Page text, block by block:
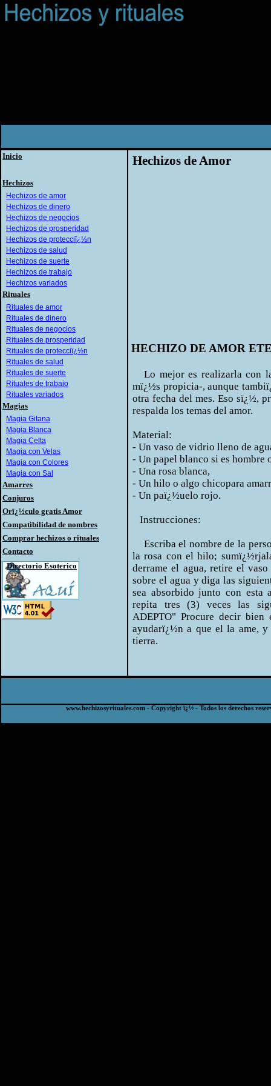
Inicio
Hechizos
Hechizos de amor
Hechizos de dinero
Hechizos de negocios
Hechizos de prosperidad
Hechizos de protecciï¿½n
Hechizos de salud
Hechizos de suerte
Hechizos de trabajo
Hechizos variados
Rituales
Rituales de amor
Rituales de dinero
Rituales de negocios
Rituales de prosperidad
Rituales de protecciï¿½n
Rituales de salud
Rituales de suerte
Rituales de trabajo
Rituales variados
Magias
Magia Gitana
Magia Blanca
Magia Celta
Magia con Velas
Magia con Colores
Magia con Sal
Amarres
Conjuros
Orï¿½culo gratis Amor
Compatibilidad de nombres
Comprar hechizos o rituales
Contacto
Directorio Esoterico
Hechizos de Amor
HECHIZO DE AMOR
Lo mejor es realizarla con
mï¿½s propicia-, aunque
otra fecha del mes. Eso sï¿½,
respalda los temas del amor.
Material:
- Un vaso de vidrio lleno de
- Un papel blanco si es hombre
- Una rosa blanca,
- Un hilo o algo chicopara
- Un paï¿½uelo rojo.
Instrucciones:
Escriba el nombre de la
la rosa con el hilo;
derrame el agua, retire el
sobre el agua y diga las
sea absorbido junto con esta
repita tres (3) veces las
ADEPTO" Procure decir bien
ayudarï¿½n a que el la ame,
tierra.
www.hechizosyrituales.com - Copyright ï¿½ - Todos los derechos